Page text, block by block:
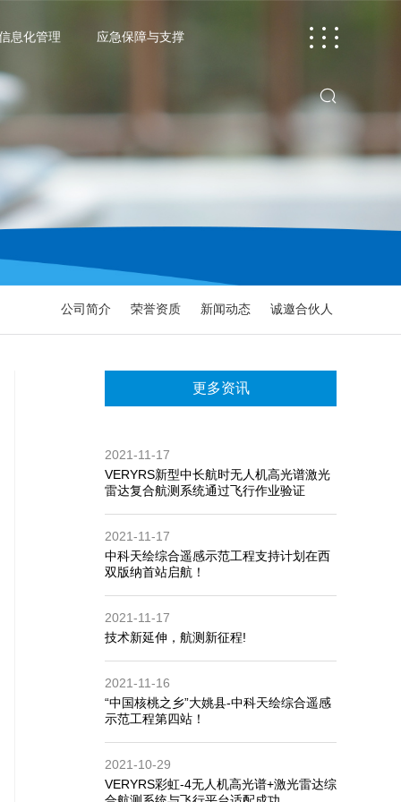
息化管理 应急保障与支撑

多源遥感服务
应急信息化管理
010-62530169 ：电话 
公司简介 荣誉资质 新闻动态 诚邀合伙人
更多资讯
2021-11-17
VERYRS新型中长航时无人机高光谱激光
雷达复合航测系统通过飞行作业验证
2021-11-17
中科天绘综合遥感示范工程支持计划在西
双版纳首站启航！
2021-11-17
技术新延伸，航测新征程!
2021-11-16
“中国核桃之乡”大姚县-中科天绘综合遥感
示范工程第四站！
2021-10-29
VERYRS彩虹-4无人机高光谱+激光雷达综